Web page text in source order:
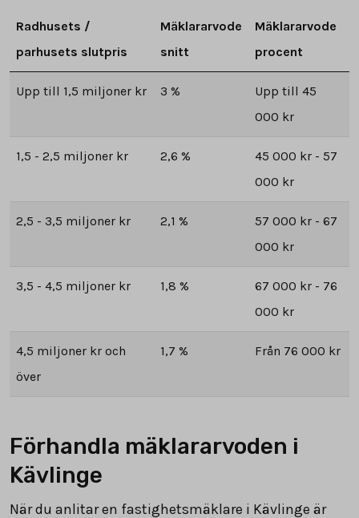
Radhusets /
parhusets slutpris
Mäklararvode
snitt
Mäklararvode
procent
Upp till 1,5 miljoner kr 3 %
Upp till 45
000 kr
1,5 - 2,5 miljoner kr 2,6 %
45 000 kr - 57
000 kr
2,5 - 3,5 miljoner kr 2,1 %
57 000 kr - 67
000 kr
3,5 - 4,5 miljoner kr 1,8 %
67 000 kr - 76
000 kr
4,5 miljoner kr och
över
1,7 % Från 76 000 kr
Förhandla mäklararvoden i
Kävlinge
När du anlitar en fastighetsmäklare i Kävlinge är